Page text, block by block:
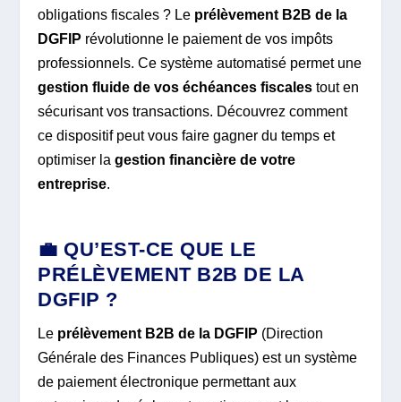
obligations fiscales ? Le prélèvement B2B de la
DGFIP révolutionne le paiement de vos impôts
professionnels. Ce système automatisé permet une
gestion fluide de vos échéances fiscales tout en
sécurisant vos transactions. Découvrez comment
ce dispositif peut vous faire gagner du temps et
optimiser lagestion financière de votre
entreprise.
💼 QU’EST-CE QUE LE
PRÉLÈVEMENT B2B DE LA
DGFIP ?
Le prélèvement B2B de la DGFIP (Direction
Générale des Finances Publiques) est un système
de paiement électronique permettant aux